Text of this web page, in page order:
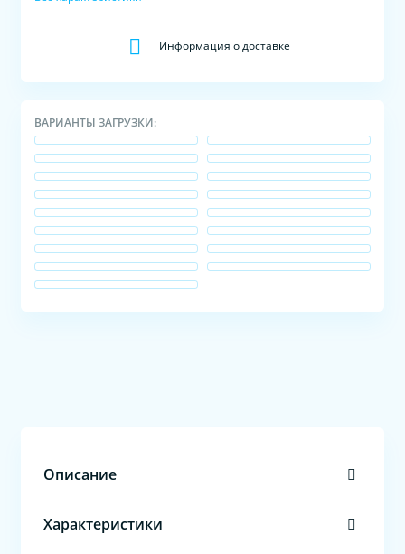
Информация о доставке
ВАРИАНТЫ ЗАГРУЗКИ:
Описание
Характеристики